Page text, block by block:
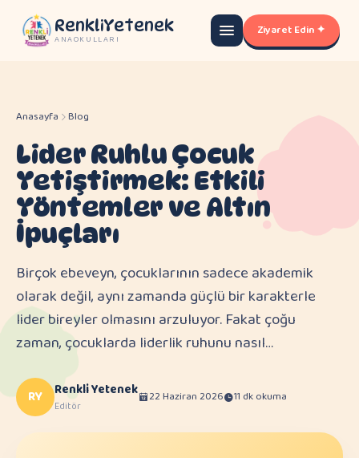
RenkliYetenek
ANAOKULLARI
Ziyaret Edin ✦
Anasayfa Blog
Lider Ruhlu Çocuk
Yetiştirmek: Etkili
Yöntemler ve Altın
İpuçları
Birçok ebeveyn, çocuklarının sadece akademik
olarak değil, aynı zamanda güçlü bir karakterle
lider bireyler olmasını arzuluyor. Fakat çoğu
zaman, çocuklarda liderlik ruhunu nasıl…
RY Renkli Yetenek
Editör
22 Haziran 2026 11 dk okuma